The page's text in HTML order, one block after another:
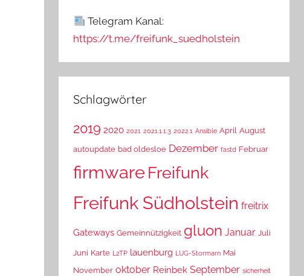
Telegram Kanal:
https://t.me/freifunk_suedholstein
Schlagwörter
2019 2020 2021 2021.1.1.3 2022.1 Ansible April August
autoupdate bad oldesloe Dezember fastd Februar
firmwareFreifunk
Freifunk Südholstein freitrix
Gateways Gemeinnützigkeit gluon Januar Juli
Juni Karte L2TP lauenburg LUG-Stormarn Mai
November oktober Reinbek September sicherheit